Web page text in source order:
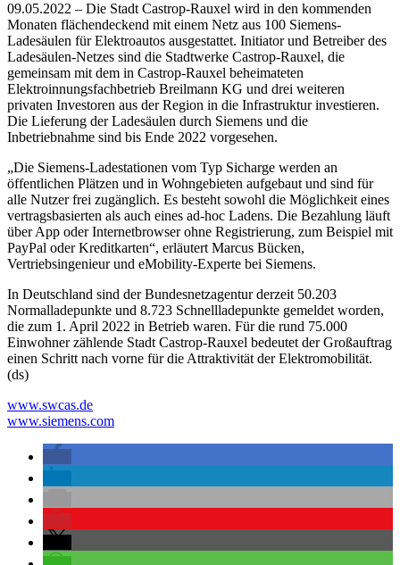
09.05.2022 – Die Stadt Castrop-Rauxel wird in den kommenden
Monaten flächendeckend mit einem Netz aus 100 Siemens-
Ladesäulen für Elektroautos ausgestattet. Initiator und Betreiber des
Ladesäulen-Netzes sind die Stadtwerke Castrop-Rauxel, die
gemeinsam mit dem in Castrop-Rauxel beheimateten
Elektroinnungsfachbetrieb Breilmann KG und drei weiteren
privaten Investoren aus der Region in die Infrastruktur investieren.
Die Lieferung der Ladesäulen durch Siemens und die
Inbetriebnahme sind bis Ende 2022 vorgesehen.
„Die Siemens-Ladestationen vom Typ Sicharge werden an
öffentlichen Plätzen und in Wohngebieten aufgebaut und sind für
alle Nutzer frei zugänglich. Es besteht sowohl die Möglichkeit eines
vertragsbasierten als auch eines ad-hoc Ladens. Die Bezahlung läuft
über App oder Internetbrowser ohne Registrierung, zum Beispiel mit
PayPal oder Kreditkarten“, erläutert Marcus Bücken,
Vertriebsingenieur und eMobility-Experte bei Siemens.
In Deutschland sind der Bundesnetzagentur derzeit 50.203
Normalladepunkte und 8.723 Schnellladepunkte gemeldet worden,
die zum 1. April 2022 in Betrieb waren. Für die rund 75.000
Einwohner zählende Stadt Castrop-Rauxel bedeutet der Großauftrag
einen Schritt nach vorne für die Attraktivität der Elektromobilität.
(ds)
www.swcas.de
www.siemens.com